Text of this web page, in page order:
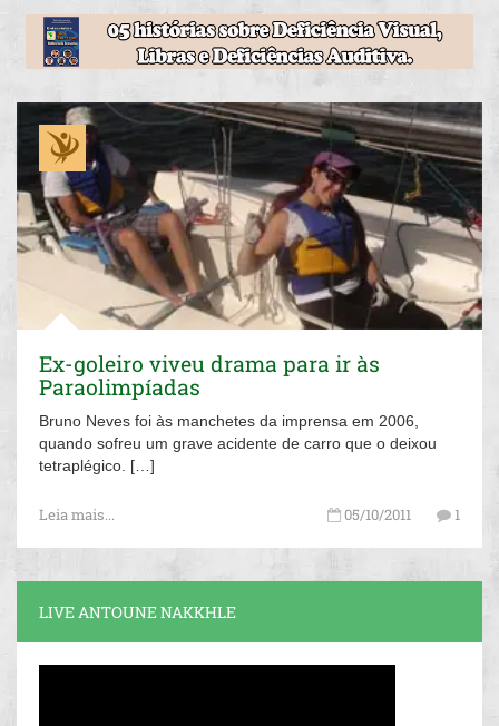
Ex-goleiro viveu drama para ir às
Paraolimpíadas
Bruno Neves foi às manchetes da imprensa em 2006,
quando sofreu um grave acidente de carro que o deixou
tetraplégico. […]
Leia mais... 05/10/2011 1
LIVE ANTOUNE NAKKHLE